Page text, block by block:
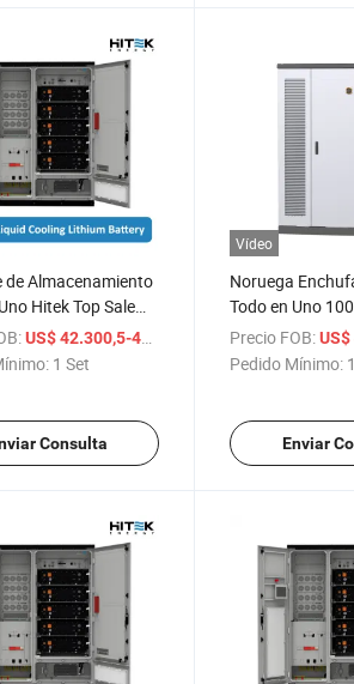
de Almacenamiento
Hitek Top Sale
Kw 100kw 150kw
IP65
Gabinete 232kwh
US$ 42.300,5-49.991,5
/ Set
1 Set
Consulta
Vídeo
Noruega
Todo en Uno
150kw 215kwh
Refrigeración
Almacenamiento
Solar para
Precio FOB: US$
Pedido Mínimo:
Enviar